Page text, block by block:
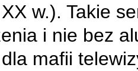
w.). Takie
i nie bez
mafii